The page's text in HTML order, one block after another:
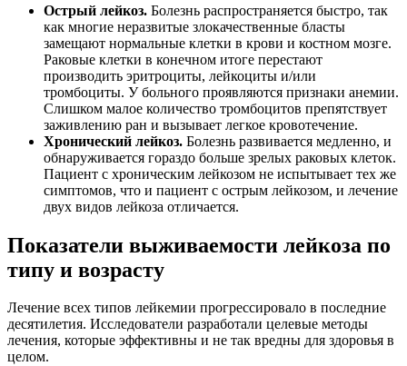
Острый лейкоз. Болезнь распространяется быстро, так
как многие неразвитые злокачественные бласты
замещают нормальные клетки в крови и костном мозге.
Раковые клетки в конечном итоге перестают
производить эритроциты, лейкоциты и/или
тромбоциты. У больного проявляются признаки анемии.
Слишком малое количество тромбоцитов препятствует
заживлению ран и вызывает легкое кровотечение.
Хронический лейкоз. Болезнь развивается медленно, и
обнаруживается гораздо больше зрелых раковых клеток.
Пациент с хроническим лейкозом не испытывает тех же
симптомов, что и пациент с острым лейкозом, и лечение
двух видов лейкоза отличается.
Показатели выживаемости лейкоза по
типу и возрасту
Лечение всех типов лейкемии прогрессировало в последние
десятилетия. Исследователи разработали целевые методы
лечения, которые эффективны и не так вредны для здоровья в
целом.